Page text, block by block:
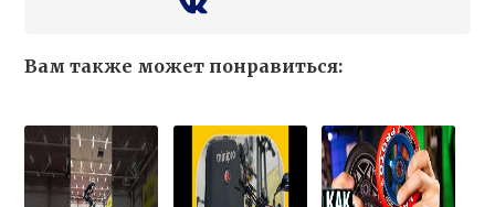
Вам также может понравиться: